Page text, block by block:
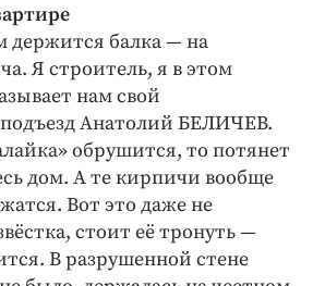
держится балка — на
Я строитель, я в этом
нам свой
Анатолий БЕЛИЧЕВ.
обрушится, то потянет
дом. А те кирпичи вообще
Вот это даже не
стоит её тронуть —
В разрушенной стене